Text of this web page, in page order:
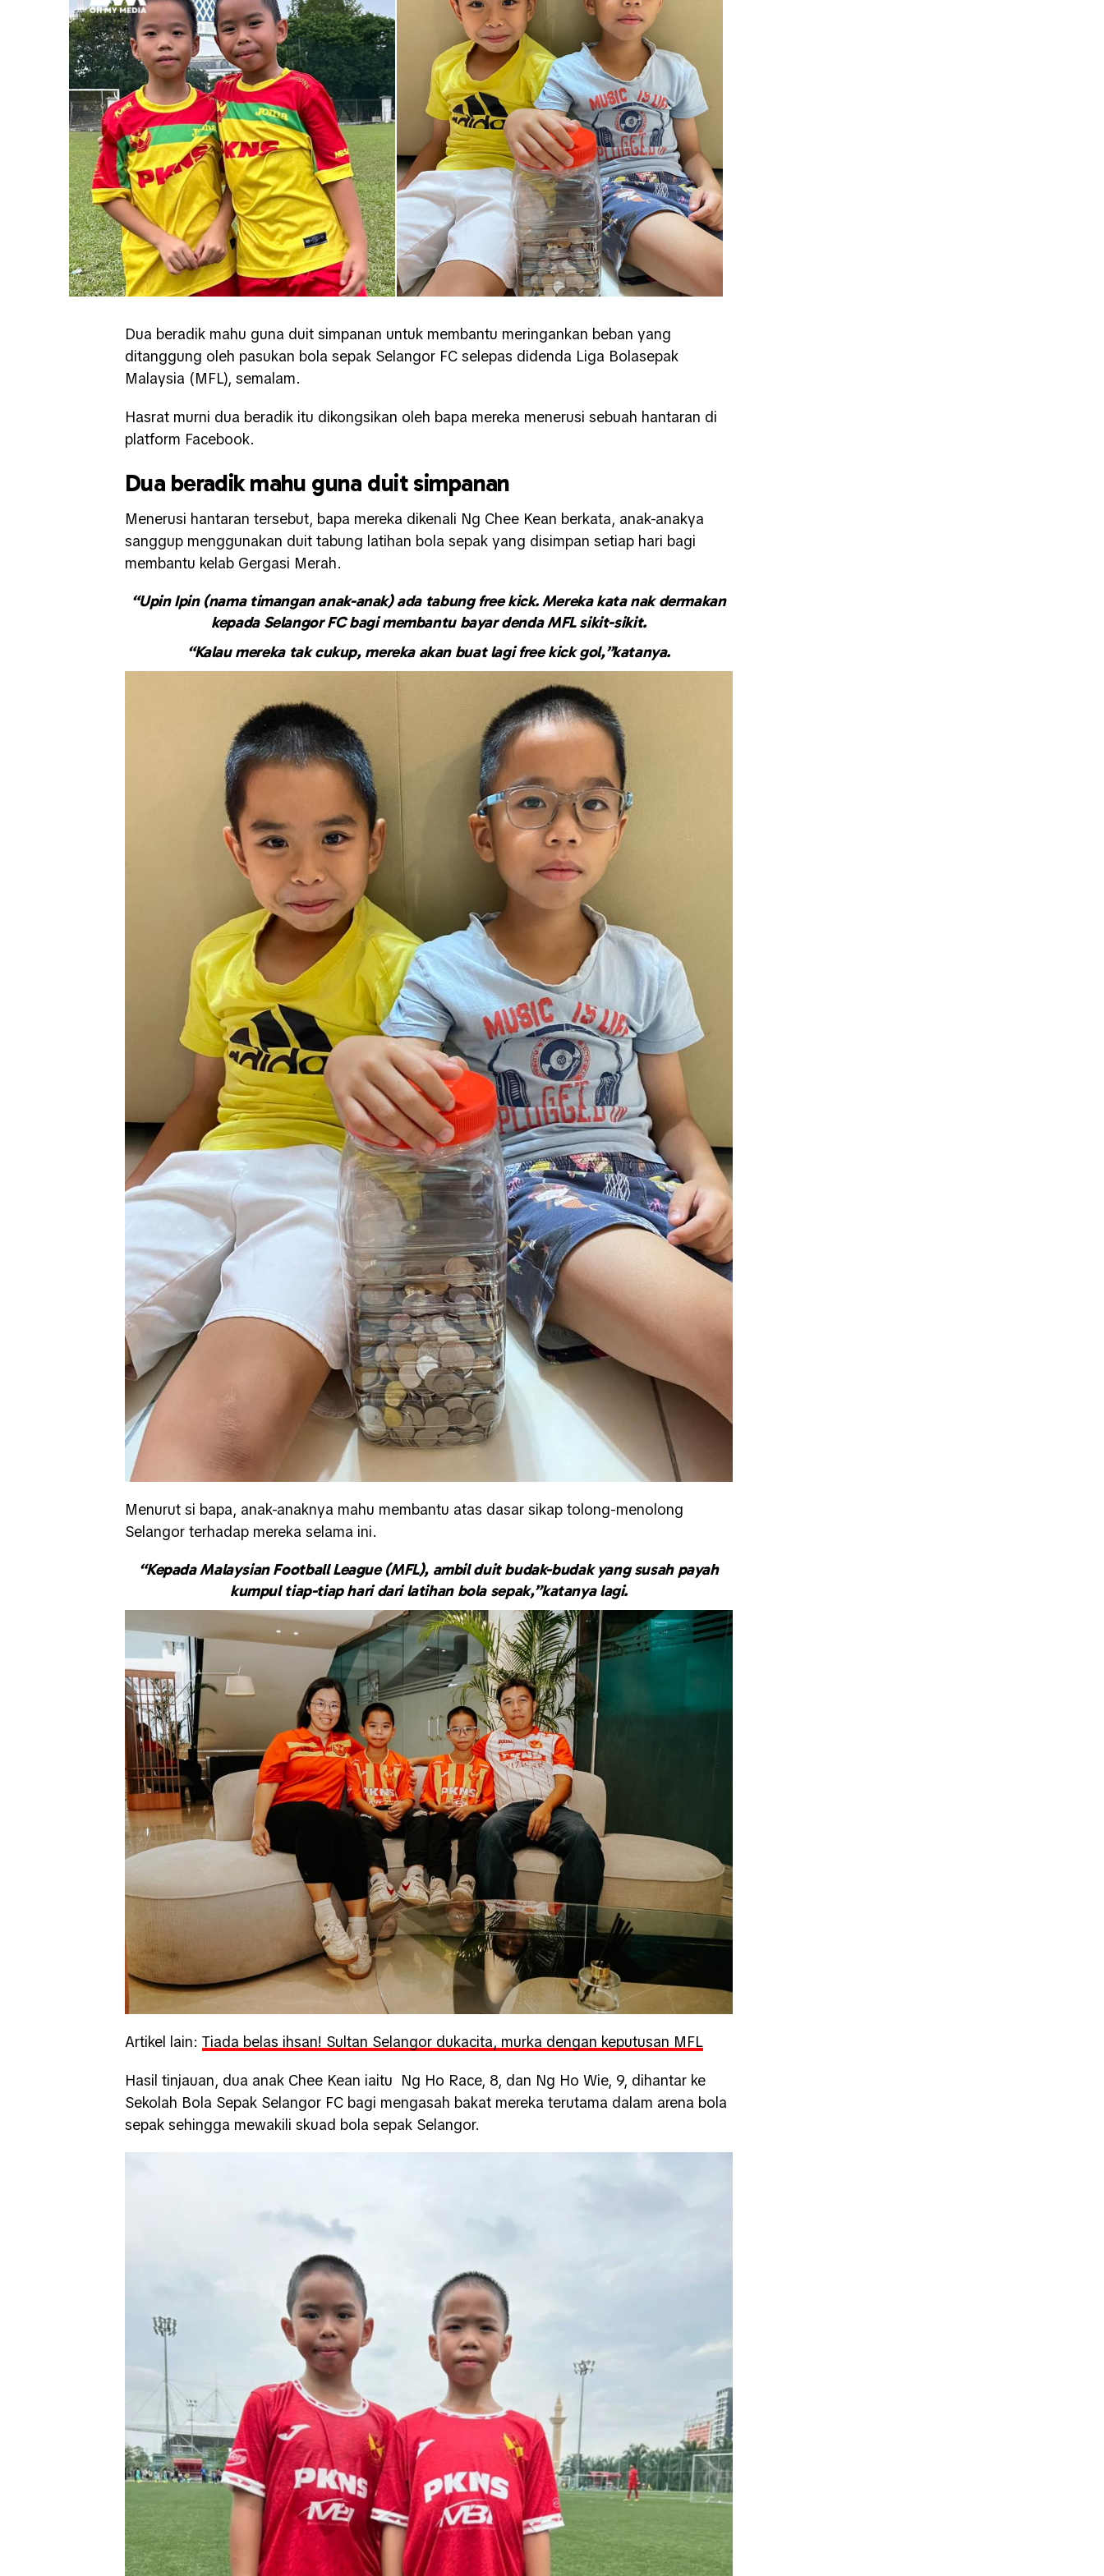
Dua beradik mahu guna duit simpanan untuk membantu meringankan beban yang
ditanggung oleh pasukan bola sepak Selangor FC selepas didenda Liga Bolasepak
Malaysia (MFL), semalam.
Hasrat murni dua beradik itu dikongsikan oleh bapa mereka menerusi sebuah hantaran di
platform Facebook.
Dua beradik mahu guna duit simpanan
Menerusi hantaran tersebut, bapa mereka dikenali Ng Chee Kean berkata, anak-anakya
sanggup menggunakan duit tabung latihan bola sepak yang disimpan setiap hari bagi
membantu kelab Gergasi Merah.
“Upin Ipin (nama timangan anak-anak) ada tabung free kick. Mereka kata nak dermakan
kepada Selangor FC bagi membantu bayar denda MFL sikit-sikit.
“Kalau mereka tak cukup, mereka akan buat lagi free kick gol,”katanya.
Menurut si bapa, anak-anaknya mahu membantu atas dasar sikap tolong-menolong
Selangor terhadap mereka selama ini.
“Kepada Malaysian Football League (MFL), ambil duit budak-budak yang susah payah
kumpul tiap-tiap hari dari latihan bola sepak,”katanya lagi.
Artikel lain: Tiada belas ihsan! Sultan Selangor dukacita, murka dengan keputusan MFL
Hasil tinjauan, dua anak Chee Kean iaitu Ng Ho Race, 8, dan Ng Ho Wie, 9, dihantar ke
Sekolah Bola Sepak Selangor FC bagi mengasah bakat mereka terutama dalam arena bola
sepak sehingga mewakili skuad bola sepak Selangor.